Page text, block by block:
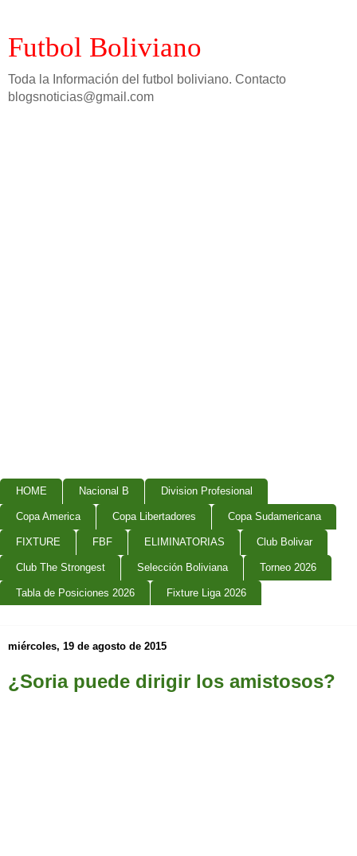
Futbol Boliviano
Toda la Información del futbol boliviano. Contacto
blogsnoticias@gmail.com
HOME Nacional B Division Profesional
Copa America Copa Libertadores Copa Sudamericana
FIXTURE FBF ELIMINATORIAS Club Bolivar
Club The Strongest Selección Boliviana Torneo 2026
Tabla de Posiciones 2026 Fixture Liga 2026
miércoles, 19 de agosto de 2015
¿Soria puede dirigir los amistosos?